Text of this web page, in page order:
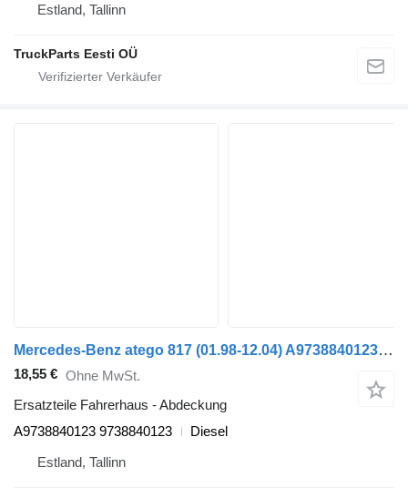
Estland, Tallinn
TruckParts Eesti OÜ
Mercedes-Benz atego 817 (01.98-12.04) A9738840123 Abdeckung für Mercedes-Benz Atego, Atego 2, Atego 3 (1996-) Sattelzugmaschine
18,55 € Ohne MwSt.
Ersatzteile Fahrerhaus - Abdeckung
A9738840123 9738840123
Diesel
Estland, Tallinn